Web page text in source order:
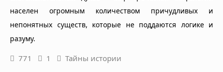
населен огромным количеством причудливых и
непонятных существ, которые не поддаются логике и
разуму.
771 1 Тайны истории